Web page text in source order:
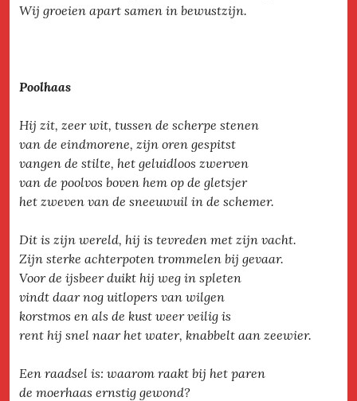
Wij groeien apart samen in bewustzijn.
Poolhaas
Hij zit, zeer wit, tussen de scherpe stenen
van de eindmorene, zijn oren gespitst
vangen de stilte, het geluidloos zwerven
van de poolvos boven hem op de gletsjer
het zweven van de sneeuwuil in de schemer.
Dit is zijn wereld, hij is tevreden met zijn vacht.
Zijn sterke achterpoten trommelen bij gevaar.
Voor de ijsbeer duikt hij weg in spleten
vindt daar nog uitlopers van wilgen
korstmos en als de kust weer veilig is
rent hij snel naar het water, knabbelt aan zeewier.
Een raadsel is: waarom raakt bij het paren
de moerhaas ernstig gewond?